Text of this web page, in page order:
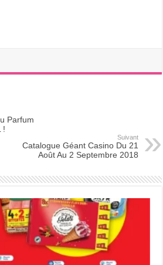
Parfum
!
Suivant
Catalogue Géant Casino Du 21
Août Au 2 Septembre 2018